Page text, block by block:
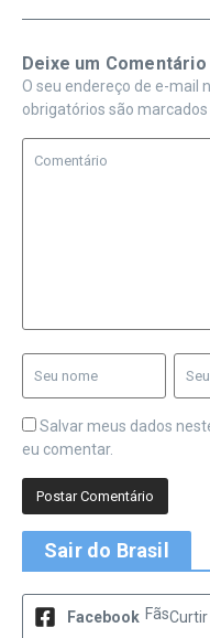
Deixe um Comentário
O seu endereço de e-mail
obrigatórios são
Salvar meus dados
eu comentar.
Sair do Brasil
Facebook FãsCurtir